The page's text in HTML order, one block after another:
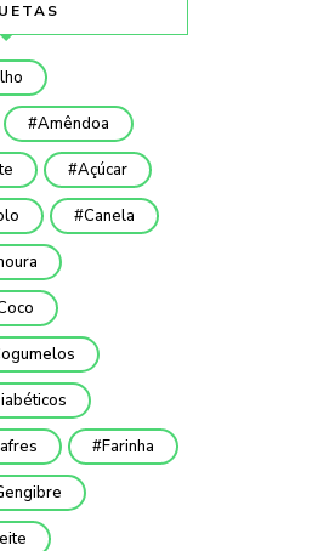
Amêndoa
Açúcar
Canela
Farinha